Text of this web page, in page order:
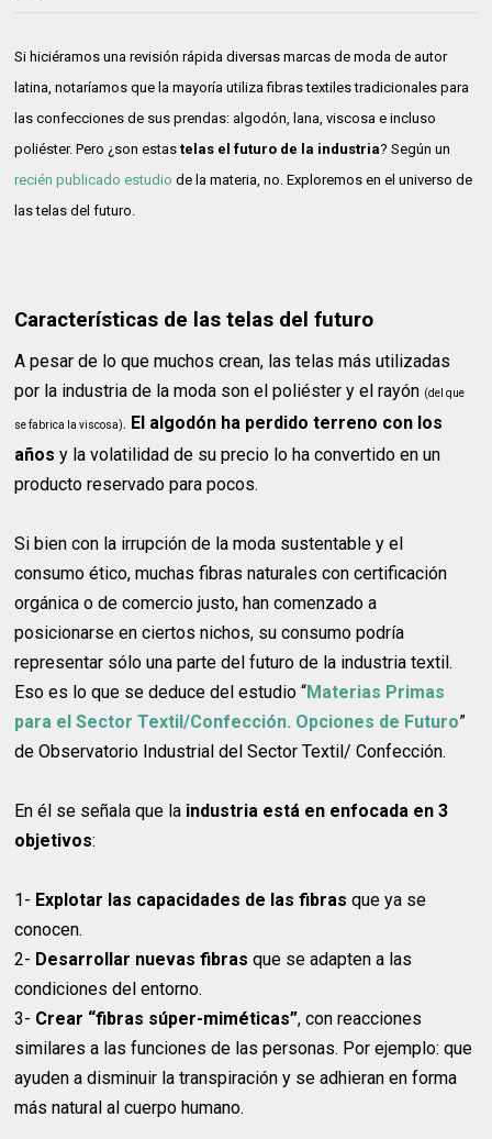
Si hiciéramos una revisión rápida diversas marcas de moda de autor
latina, notaríamos que la mayoría utiliza fibras textiles tradicionales para
las confecciones de sus prendas: algodón, lana, viscosa e incluso
poliéster. Pero ¿son estastelas el futuro de la industria? Según un
recién publicado estudio de la materia, no. Exploremos en el universo de
las telas del futuro.
Características de las telas del futuro
A pesar de lo que muchos crean, las telas más utilizadas
por la industria de la moda son el poliéster y el rayón (del que
se fabrica la viscosa). El algodón ha perdido terreno con los
años y la volatilidad de su precio lo ha convertido en un
producto reservado para pocos.
Si bien con la irrupción de la moda sustentable y el
consumo ético, muchas fibras naturales con certificación
orgánica o de comercio justo, han comenzado a
posicionarse en ciertos nichos, su consumo podría
representar sólo una parte del futuro de la industria textil.
Eso es lo que se deduce del estudio “Materias Primas
para el Sector Textil/Confección. Opciones de Futuro”
de Observatorio Industrial del Sector Textil/ Confección.
En él se señala que la industria está en enfocada en 3
objetivos:
1- Explotar las capacidades de las fibras que ya se
conocen.
2- Desarrollar nuevas fibras que se adapten a las
condiciones del entorno.
3- Crear “fibras súper-miméticas”, con reacciones
similares a las funciones de las personas. Por ejemplo: que
ayuden a disminuir la transpiración y se adhieran en forma
más natural al cuerpo humano.